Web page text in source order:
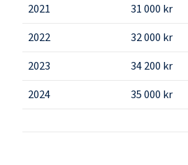
2021
31 000 kr
2022
32 000 kr
2023
34 200 kr
2024
35 000 kr